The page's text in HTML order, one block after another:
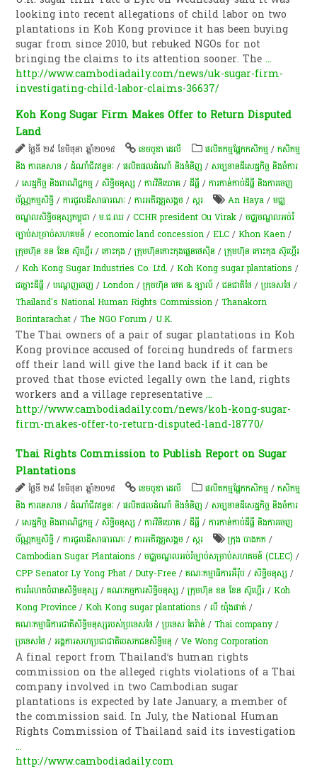
looking into recent allegations of child labor on two
plantations in Koh Kong province it has been buying
sugar from since 2010, but rebuked NGOs for not
bringing the claims to its attention sooner. The...
http://www.cambodiadaily.com/news/uk-sugar-firm-
investigating-child-labor-claims-36637/
Koh Kong Sugar Firm Makes Offer to Return Disputed
Land
ថ្ងៃទី ២៩ ខែមិថុនា ឆ្នាំ២០១៥ ខេមបូឌា ដេលី ​ផលិតកម្ម​ផ្នែក​កសិកម្ម​ /កសិកម្ម​
និង​ ការ​នេ​សាទ​ /ដំណាំ​ជីវ​ឥន្ធនៈ /ផលិតផលដំណាំ និងទំនិញ /សម្បទានដីសេដ្ឋកិច្ច និងចំការ
/សេដ្ឋកិច្ច និងពាណិជ្ជកម្ម /សិទ្ធិមនុស្ស /ការវិនិយោគ /ដីធ្លី /ការកាន់កាប់​ដីធ្លី និង​ការចេញ​
ប័ណ្ណកម្មសិទ្ធិ​ /ការជួលដីសាធារណៈ /ការ​អភិវឌ្ឍ​សង្គម /​ស្ករ An Haya /មជ្ឈ
មណ្ឌលសិទ្ធិមនុស្សកម្ពុជា /ម.ជ.ឈ /CCHR president Ou Virak /មជ្ឈមណ្ឌល​អប់រំ​
ច្បាប់​សម្រាប់​សហគមន៍​ / economic land concession /ELC /Khon Kaen /
ក្រុមហ៊ុន ខន ខែន ស៊ូហ្គើរ /កោះកុង /ក្រុមហ៊ុន​កោះកុង​ផ្លេនថេស៊ិន /ក្រុមហ៊ុន កោះកុង ស៊ូហ្គើរ
/Koh Kong Sugar Industries Co. Ltd. /Koh Kong sugar plantations /
ជម្លោះ​ដីធ្លី /បណ្តេញចេញ /London /ក្រុមហ៊ុន ថេត & ឡាល៍ /ជនជាតិថៃ /ប្រទេសថៃ /
Thailand's National Human Rights Commission /Thanakorn
Borintarachat /The NGO Forum /U.K.
The Thai owners of a pair of sugar plantations in Koh
Kong province accused of forcing hundreds of farmers
off their land will give the land back if it can be
proved that those evicted legally own the land, rights
workers and a village representative...
http://www.cambodiadaily.com/news/koh-kong-sugar-
firm-makes-offer-to-return-disputed-land-18770/
Thai Rights Commission to Publish Report on Sugar
Plantations
ថ្ងៃទី ២៩ ខែមិថុនា ឆ្នាំ២០១៥ ខេមបូឌា ដេលី ​ផលិតកម្ម​ផ្នែក​កសិកម្ម​ /កសិកម្ម​
និង​ ការ​នេ​សាទ​ /ដំណាំ​ជីវ​ឥន្ធនៈ /ផលិតផលដំណាំ និងទំនិញ /សម្បទានដីសេដ្ឋកិច្ច និងចំការ
/សេដ្ឋកិច្ច និងពាណិជ្ជកម្ម /សិទ្ធិមនុស្ស /ការវិនិយោគ /ដីធ្លី /ការកាន់កាប់​ដីធ្លី និង​ការចេញ​
ប័ណ្ណកម្មសិទ្ធិ​ /ការជួលដីសាធារណៈ /ការ​អភិវឌ្ឍ​សង្គម /​ស្ករ ក្រុង បាងកក /
Cambodian Sugar Plantaions /មជ្ឈមណ្ឌលអប់រំច្បាប់សម្រាប់សហគមន៍ (CLEC) /
CPP Senator Ly Yong Phat /Duty-Free /គណៈកម្មាធិការ​អឺរ៉ុប /សិទ្ធិមនុស្ស /
ការ​រំលោភ​បំពាន​​សិទ្ធិ​មនុស្ស​​​ /គណៈកម្មការសិទិ្ធមនុស្ស /ក្រុមហ៊ុន ខន ខែន ស៊ូហ្គើរ /Koh
Kong Province /Koh Kong sugar plantations /លី យ៉ុងផាត់ /
គណៈកម្មាធិការ​ជាតិ​សិទ្ធិ​មនុស្សរបស់​ប្រទេសថៃ /ប្រទេស តៃវ៉ាន់ /Thai company /
ប្រទេសថៃ /អង្គការសហប្រជាជាតិបេសកជនសិទិ្ធមនុ /Ve Wong Corporation
A final report from Thailand’s human rights
commission on the alleged rights violations of a Thai
company involved in two Cambodian sugar
plantations is expected by late January, a member of
the commission said. In July, the National Human
Rights Commission of Thailand said its investigation
...
http://www.cambodiadaily.com